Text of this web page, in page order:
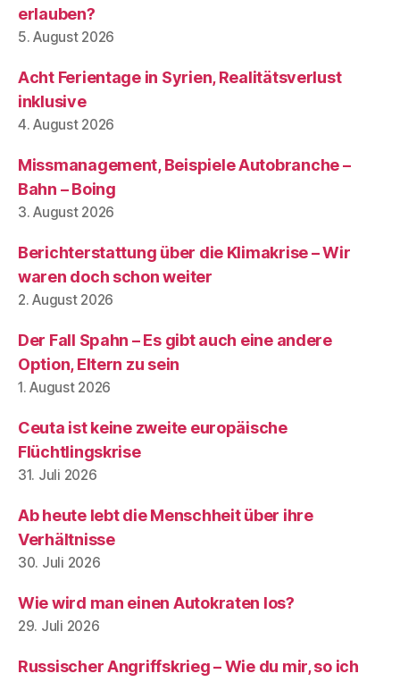
erlauben?
5. August 2026
Acht Ferientage in Syrien, Realitätsverlust
inklusive
4. August 2026
Missmanagement, Beispiele Autobranche –
Bahn – Boing
3. August 2026
Berichterstattung über die Klimakrise – Wir
waren doch schon weiter
2. August 2026
Der Fall Spahn – Es gibt auch eine andere
Option, Eltern zu sein
1. August 2026
Ceuta ist keine zweite europäische
Flüchtlingskrise
31. Juli 2026
Ab heute lebt die Menschheit über ihre
Verhältnisse
30. Juli 2026
Wie wird man einen Autokraten los?
29. Juli 2026
Russischer Angriffskrieg – Wie du mir, so ich